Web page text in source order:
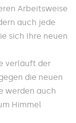
Arbeitsweise
auch jede
sich Ihre neuen
verläuft der
die neuen
werden auch
Himmel